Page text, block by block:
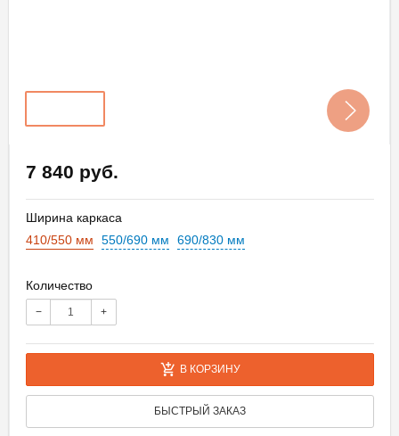
7 840 руб.
Ширина каркаса
410/550 мм
550/690 мм 690/830 мм
Количество
− +
В КОРЗИНУ
БЫСТРЫЙ ЗАКАЗ